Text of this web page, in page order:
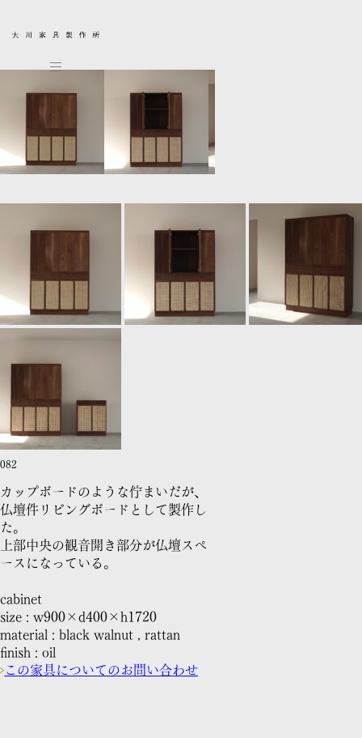
082
カップボードのような佇まいだが、
仏壇件リビングボードとして製作し
た。
上部中央の観音開き部分が仏壇スペ
ースになっている。
cabinet
size : w900×d400×h1720
material : black walnut , rattan
finish : oil
この家具についてのお問い合わせ